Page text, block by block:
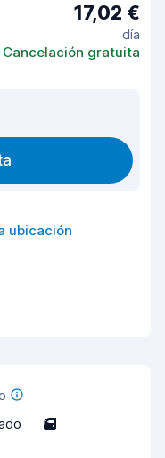
17,02 €
día
Cancelación gratuita
ubicación
5